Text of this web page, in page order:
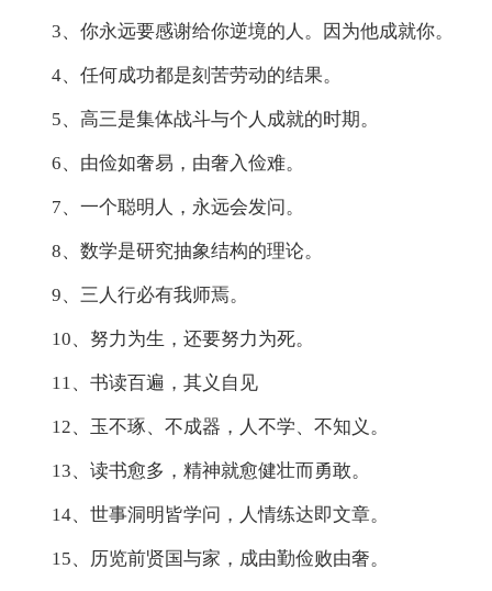
3、你永远要感谢给你逆境的人。因为他成就你。
4、任何成功都是刻苦劳动的结果。
5、高三是集体战斗与个人成就的时期。
6、由俭如奢易，由奢入俭难。
7、一个聪明人，永远会发问。
8、数学是研究抽象结构的理论。
9、三人行必有我师焉。
10、努力为生，还要努力为死。
11、书读百遍，其义自见
12、玉不琢、不成器，人不学、不知义。
13、读书愈多，精神就愈健壮而勇敢。
14、世事洞明皆学问，人情练达即文章。
15、历览前贤国与家，成由勤俭败由奢。